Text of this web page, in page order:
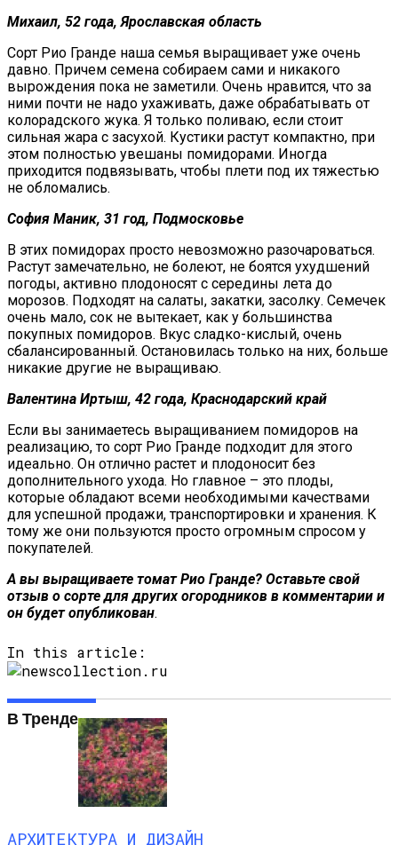
Михаил, 52 года, Ярославская область
Сорт Рио Гранде наша семья выращивает уже очень
давно. Причем семена собираем сами и никакого
вырождения пока не заметили. Очень нравится, что за
ними почти не надо ухаживать, даже обрабатывать от
колорадского жука. Я только поливаю, если стоит
сильная жара с засухой. Кустики растут компактно, при
этом полностью увешаны помидорами. Иногда
приходится подвязывать, чтобы плети под их тяжестью
не обломались.
София Маник, 31 год, Подмосковье
В этих помидорах просто невозможно разочароваться.
Растут замечательно, не болеют, не боятся ухудшений
погоды, активно плодоносят с середины лета до
морозов. Подходят на салаты, закатки, засолку. Семечек
очень мало, сок не вытекает, как у большинства
покупных помидоров. Вкус сладко-кислый, очень
сбалансированный. Остановилась только на них, больше
никакие другие не выращиваю.
Валентина Иртыш, 42 года, Краснодарский край
Если вы занимаетесь выращиванием помидоров на
реализацию, то сорт Рио Гранде подходит для этого
идеально. Он отлично растет и плодоносит без
дополнительного ухода. Но главное – это плоды,
которые обладают всеми необходимыми качествами
для успешной продажи, транспортировки и хранения. К
тому же они пользуются просто огромным спросом у
покупателей.
А вы выращиваете томатРио Гранде? Оставьте свой
отзыв о сорте для других огородников в комментарии и
он будет опубликован.
In this article:
В Тренде
АРХИТЕКТУРА И ДИЗАЙН